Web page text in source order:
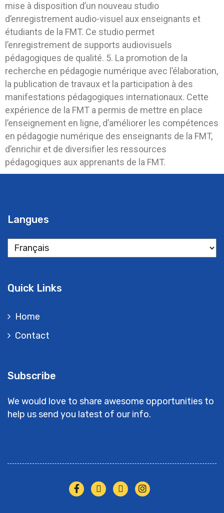
mise à disposition d’un nouveau studio
d’enregistrement audio-visuel aux enseignants et
étudiants de la FMT. Ce studio permet
l’enregistrement de supports audiovisuels
pédagogiques de qualité. 5. La promotion de la
recherche en pédagogie numérique avec l’élaboration,
la publication de travaux et la participation à des
manifestations pédagogiques internationaux. Cette
expérience de la FMT a permis de mettre en place
l’enseignement en ligne, d’améliorer les compétences
en pédagogie numérique des enseignants de la FMT,
d’enrichir et de diversifier les ressources
pédagogiques aux apprenants de la FMT.
Langues
Quick Links
Home
Contact
Subscribe
We would love to share awesome opportunities to
help us send you latest of our info.